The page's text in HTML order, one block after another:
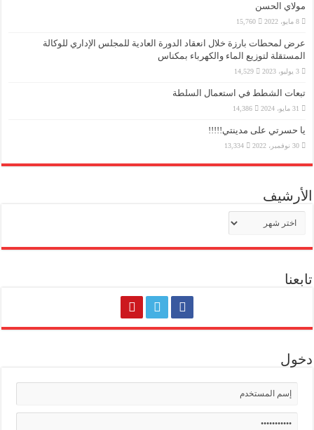
مولاي الحسن
8 مايو، 2022 15,760
عرض لمحطات بارزة خلال انعقاد الدورة العادية للمجلس الإداري للوكالة
المستقلة لتوزيع الماء والكهرباء بمكناس
3 يوليو، 2023 14,529
تبعات الشطط في استعمال السلطة
31 مايو، 2024 14,386
يا حسرتي على مدينتي!!!!!
30 نوفمبر، 2022 13,334
الأرشيف
تابعنا
دخول